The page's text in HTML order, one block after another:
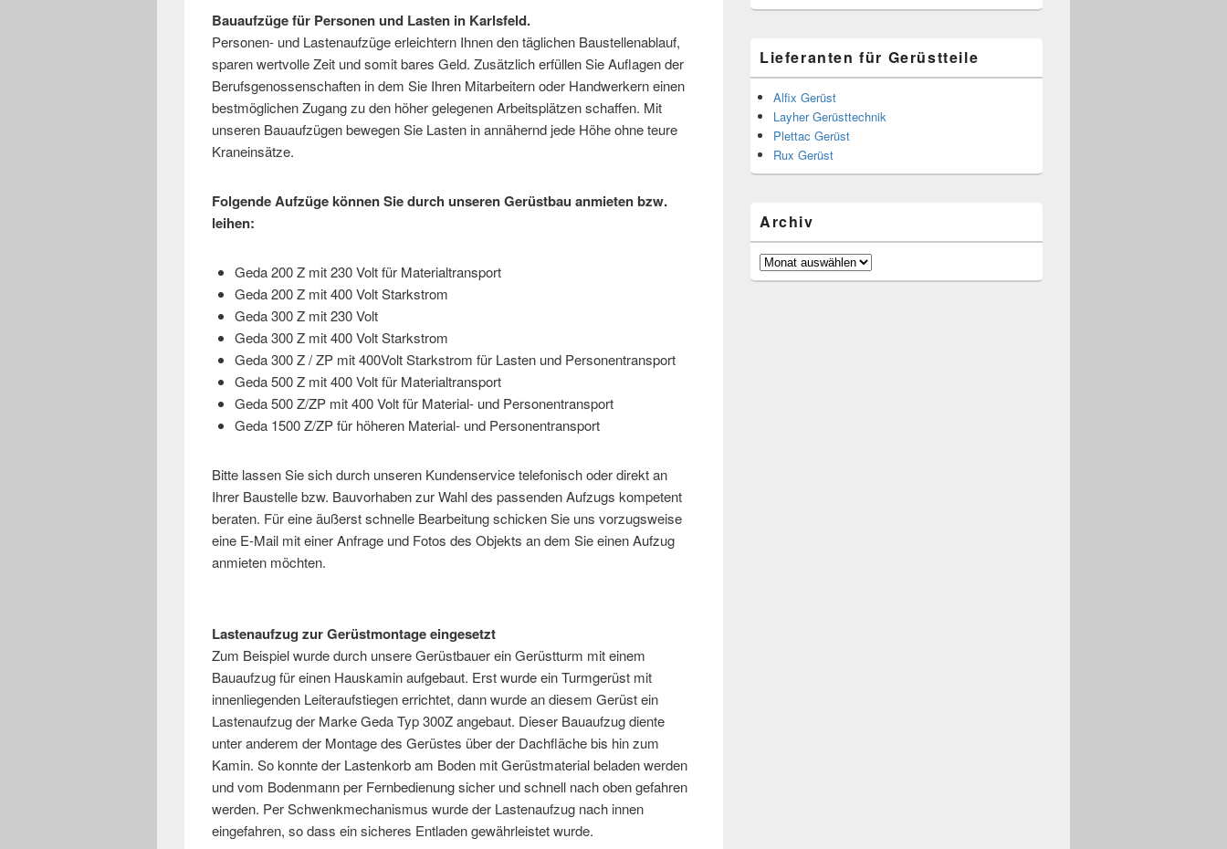
Bauaufzüge für Personen und Lasten in Karlsfeld.
Personen- und Lastenaufzüge erleichtern Ihnen den täglichen Baustellenablauf,
sparen wertvolle Zeit und somit bares Geld. Zusätzlich erfüllen Sie Auflagen der
Berufsgenossenschaften in dem Sie Ihren Mitarbeitern oder Handwerkern einen
bestmöglichen Zugang zu den höher gelegenen Arbeitsplätzen schaffen. Mit
unseren Bauaufzügen bewegen Sie Lasten in annähernd jede Höhe ohne teure
Kraneinsätze.
Folgende Aufzüge können Sie durch unseren Gerüstbau anmieten bzw.
leihen:
Geda 200 Z mit 230 Volt für Materialtransport
Geda 200 Z mit 400 Volt Starkstrom
Geda 300 Z mit 230 Volt
Geda 300 Z mit 400 Volt Starkstrom
Geda 300 Z / ZP mit 400Volt Starkstrom für Lasten und Personentransport
Geda 500 Z mit 400 Volt für Materialtransport
Geda 500 Z/ZP mit 400 Volt für Material- und Personentransport
Geda 1500 Z/ZP für höheren Material- und Personentransport
Bitte lassen Sie sich durch unseren Kundenservice telefonisch oder direkt an
Ihrer Baustelle bzw. Bauvorhaben zur Wahl des passenden Aufzugs kompetent
beraten. Für eine äußerst schnelle Bearbeitung schicken Sie uns vorzugsweise
eine E-Mail mit einer Anfrage und Fotos des Objekts an dem Sie einen Aufzug
anmieten möchten.
Lastenaufzug zur Gerüstmontage eingesetzt
Zum Beispiel wurde durch unsere Gerüstbauer ein Gerüstturm mit einem
Bauaufzug für einen Hauskamin aufgebaut. Erst wurde ein Turmgerüst mit
innenliegenden Leiteraufstiegen errichtet, dann wurde an diesem Gerüst ein
Lastenaufzug der Marke Geda Typ 300Z angebaut. Dieser Bauaufzug diente
unter anderem der Montage des Gerüstes über der Dachfläche bis hin zum
Kamin. So konnte der Lastenkorb am Boden mit Gerüstmaterial beladen werden
und vom Bodenmann per Fernbedienung sicher und schnell nach oben gefahren
werden. Per Schwenkmechanismus wurde der Lastenaufzug nach innen
eingefahren, so dass ein sicheres Entladen gewährleistet wurde.
Lieferanten für Gerüstteile
Alfix Gerüst
Layher Gerüsttechnik
Plettac Gerüst
Rux Gerüst
Archiv
Archiv